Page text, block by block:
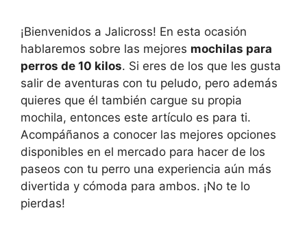
¡Bienvenidos a Jalicross! En esta ocasión
hablaremos sobre las mejores mochilas para
perros de 10 kilos. Si eres de los que les gusta
salir de aventuras con tu peludo, pero además
quieres que él también cargue su propia
mochila, entonces este artículo es para ti.
Acompáñanos a conocer las mejores opciones
disponibles en el mercado para hacer de los
paseos con tu perro una experiencia aún más
divertida y cómoda para ambos. ¡No te lo
pierdas!